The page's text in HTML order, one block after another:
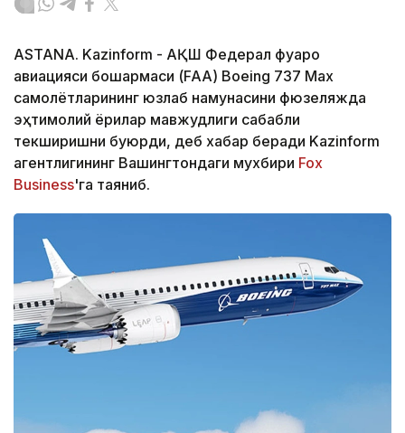
ASTANA. Kazinform - АҚШ Федерал фуқаро
авиацияси бошқармаси (FAA) Boeing 737 Max
самолётларининг юзлаб намунасини фюзеляжда
эҳтимолий ёриқлар мавжудлиги сабабли
текширишни буюрди, деб хабар беради Kazinform
агентлигининг Вашингтондаги мухбири Fox
Business'га таяниб.